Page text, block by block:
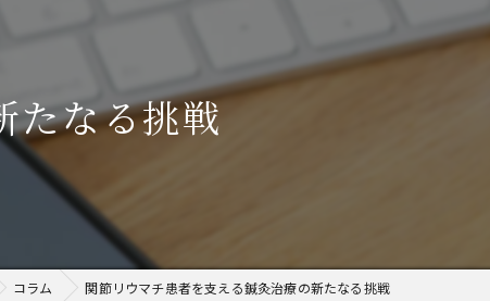
難病
肩こり
たなる挑戦
コラム 関節リウマチ患者を支える鍼灸治療の新たなる挑戦